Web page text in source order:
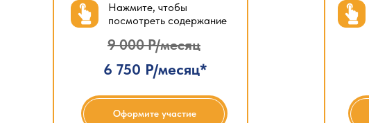
6 750 Р/месяц*
9 000 Р/месяц
Нажмите, чтобы
посмотреть содержание
Оформите участие